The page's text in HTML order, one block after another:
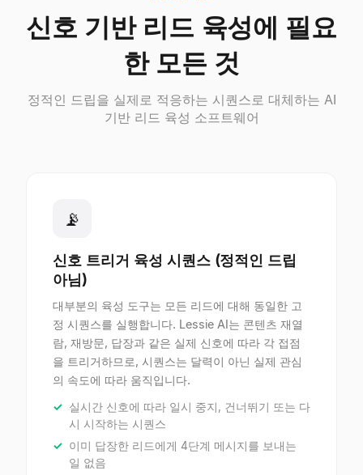
신호 기반 리드 육성에 필요
한 모든 것
정적인 드립을 실제로 적응하는 시퀀스로 대체하는 AI
기반 리드 육성 소프트웨어
📡
신호 트리거 육성 시퀀스 (정적인 드립
아님)
대부분의 육성 도구는 모든 리드에 대해 동일한 고
정 시퀀스를 실행합니다. Lessie AI는 콘텐츠 재열
람, 재방문, 답장과 같은 실제 신호에 따라 각 접점
을 트리거하므로, 시퀀스는 달력이 아닌 실제 관심
의 속도에 따라 움직입니다.
실시간 신호에 따라 일시 중지, 건너뛰기 또는 다
시 시작하는 시퀀스
이미 답장한 리드에게 4단계 메시지를 보내는
일 없음